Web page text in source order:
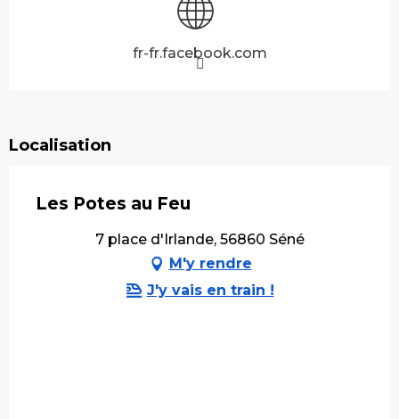
fr-fr.facebook.com
Localisation
Les Potes au Feu
7 place d'Irlande, 56860 Séné
M'y rendre
J'y vais en train !